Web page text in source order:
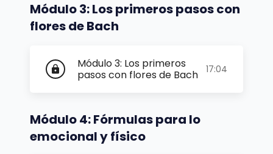
Módulo 3: Los primeros pasos con
flores de Bach
lock
Módulo 3: Los primeros
pasos con flores de Bach
17:04
Módulo 4: Fórmulas para lo
emocional y físico